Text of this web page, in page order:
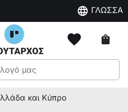
language ΓΛΩΣΣΑ
favorite shopping_bag
και Κύπρο